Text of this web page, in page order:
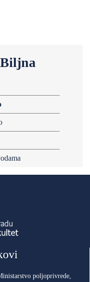
poljoprivrede,